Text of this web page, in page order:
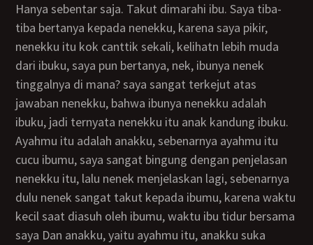
Hanya sebentar saja. Takut dimarahi ibu. Saya tiba-
tiba bertanya kepada nenekku, karena saya pikir,
nenekku itu kok canttik sekali, kelihatn lebih muda
dari ibuku, saya pun bertanya, nek, ibunya nenek
tinggalnya di mana? saya sangat terkejut atas
jawaban nenekku, bahwa ibunya nenekku adalah
ibuku, jadi ternyata nenekku itu anak kandung ibuku.
ayahmu itu adalah anakku, sebenarnya ayahmu itu
cucu ibumu, saya sangat bingung dengan penjelasan
nenekku itu, lalu nenek menjelaskan lagi, sebenarnya
dulu nenek sangat takut kepada ibumu, karena waktu
kecil saat diasuh oleh ibumu, waktu ibu tidur bersama
saya Dan anakku, yaitu ayahmu itu, anakku suka